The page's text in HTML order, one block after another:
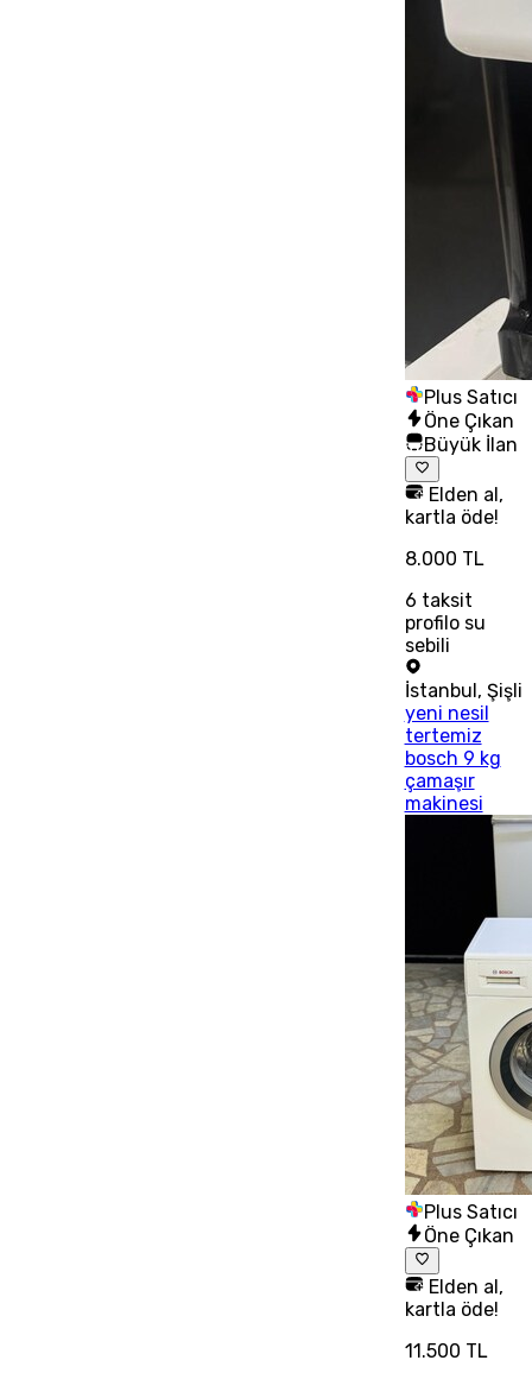
Plus Satıcı
Öne Çıkan
Büyük İlan
Elden al,
kartla öde!
8.000 TL
6 taksit
profilo su
sebili
İstanbul , Şişli
yeni nesil
tertemiz
bosch 9 kg
çamaşır
makinesi
Plus Satıcı
Öne Çıkan
Elden al,
kartla öde!
11.500 TL